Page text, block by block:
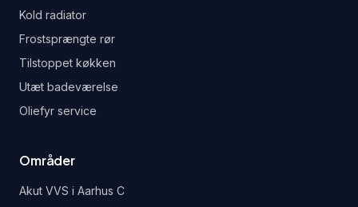
Kold radiator
Frostsprængte rør
Tilstoppet køkken
Utæt badeværelse
Oliefyr service
Områder
Akut VVS i Aarhus C